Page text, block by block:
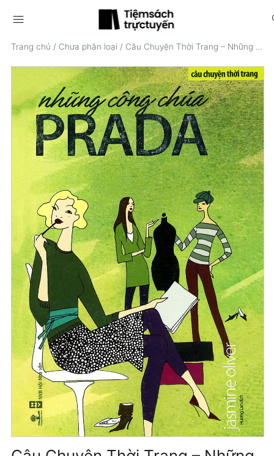
menu
Trang chủ / Chưa phân loại / Câu Chuyện Thời Trang – Những Công Chúa Prada